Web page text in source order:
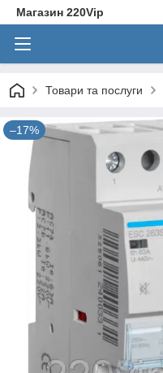
Магазин 220Vip
Товари та послуги
–17%